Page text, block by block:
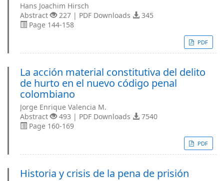
Hans Joachim Hirsch
Abstract
227 | PDF Downloads
345
Page 144-158
PDF
La acción material constitutiva del delito
de hurto en el nuevo código penal
colombiano
Jorge Enrique Valencia M.
Abstract
493 | PDF Downloads
7540
Page 160-169
PDF
Historia y crisis de la pena de prisión